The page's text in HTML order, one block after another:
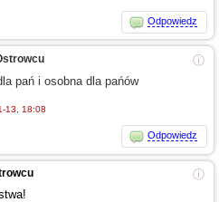
Odpowiedz
ⓘ
pań i osobnadla pańów
13, 18:08
Odpowiedz
ⓘ